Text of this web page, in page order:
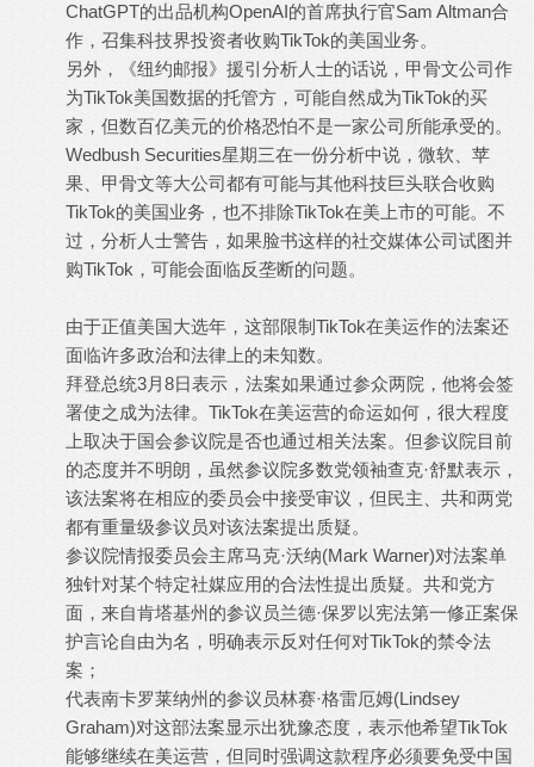
ChatGPT的出品机构OpenAI的首席执行官Sam Altman合
作，召集科技界投资者收购TikTok的美国业务。
另外，《纽约邮报》援引分析人士的话说，甲骨文公司作
为TikTok美国数据的托管方，可能自然成为TikTok的买
家，但数百亿美元的价格恐怕不是一家公司所能承受的。
Wedbush Securities星期三在一份分析中说，微软、苹
果、甲骨文等大公司都有可能与其他科技巨头联合收购
TikTok的美国业务，也不排除TikTok在美上市的可能。不
过，分析人士警告，如果脸书这样的社交媒体公司试图并
购TikTok，可能会面临反垄断的问题。
由于正值美国大选年，这部限制TikTok在美运作的法案还
面临许多政治和法律上的未知数。
拜登总统3月8日表示，法案如果通过参众两院，他将会签
署使之成为法律。TikTok在美运营的命运如何，很大程度
上取决于国会参议院是否也通过相关法案。但参议院目前
的态度并不明朗，虽然参议院多数党领袖查克·舒默表示，
该法案将在相应的委员会中接受审议，但民主、共和两党
都有重量级参议员对该法案提出质疑。
参议院情报委员会主席马克·沃纳(Mark Warner)对法案单
独针对某个特定社媒应用的合法性提出质疑。共和党方
面，来自肯塔基州的参议员兰德·保罗以宪法第一修正案保
护言论自由为名，明确表示反对任何对TikTok的禁令法
案；
代表南卡罗莱纳州的参议员林赛·格雷厄姆(Lindsey
Graham)对这部法案显示出犹豫态度，表示他希望TikTok
能够继续在美运营，但同时强调这款程序必须要免受中国